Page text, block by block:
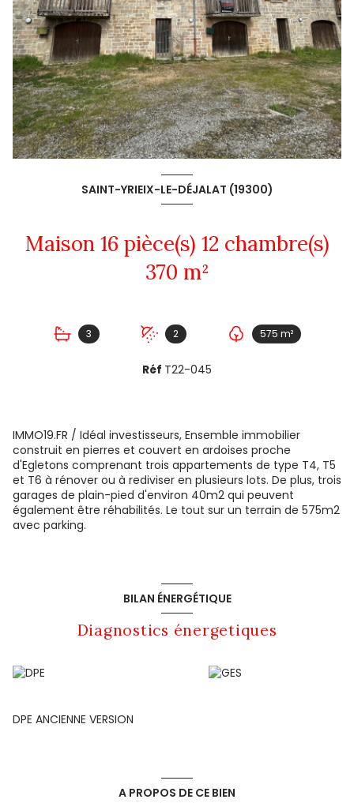
SAINT-YRIEIX-LE-DÉJALAT (19300)
Maison 16 pièce(s) 12 chambre(s)
370 m²
3 2 575 m²
Réf T22-045
IMMO19.FR / Idéal investisseurs, Ensemble immobilier
construit en pierres et couvert en ardoises proche
d'Egletons comprenant trois appartements de type T4, T5
et T6 à rénover ou à rediviser en plusieurs lots. De plus, trois
garages de plain-pied d'environ 40m2 qui peuvent
également être réhabilités. Le tout sur un terrain de 575m2
avec parking.
BILAN ÉNERGÉTIQUE
Diagnostics énergetiques
DPE ANCIENNE VERSION
A PROPOS DE CE BIEN